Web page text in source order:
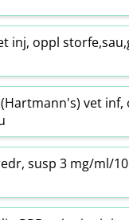
inj, oppl
vet inf,
susp 3 mg/ml/